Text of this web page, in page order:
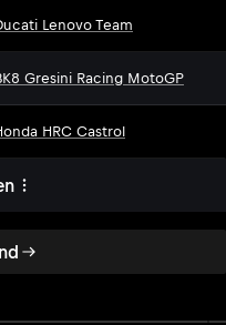
Lenovo Team
Gresini Racing MotoGP
HRC Castrol